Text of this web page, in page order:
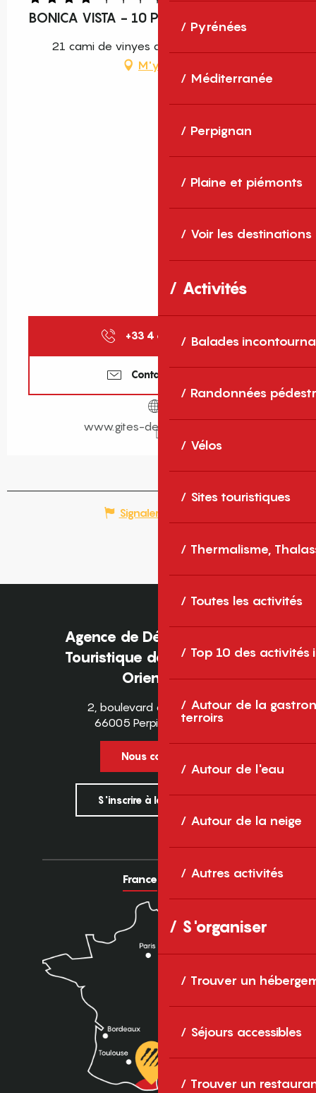
Pyrénées
Méditerranée
Perpignan
Plaine et piémonts
Voir les destinations
Activités
Balades
Randonnées
Vélos
Sites touristiques
Thermalisme,
Toutes les activités
Top 10 des activités
Autour de la
terroirs
Autour de l'eau
Autour de la neige
Autres activités
S'organiser
Trouver un
Séjours accessibles
Trouver un
BONICA VISTA - 10 PERSONNES
21 cami de vinyes de prop, 66400 Oms
M'y rendre
+33 4 68 11 40 ▒▒
Contactez-nous
www.gites-de-france-sud.fr
Signaler une erreur
Agence de Développement
Touristique des Pyrénées-
Orientales
2, boulevard des Pyrénées
66005 Perpignan Cedex
Nous contacter
S'inscrire à la newsletter
France Europe